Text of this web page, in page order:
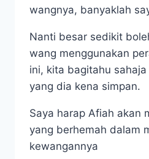
wangnya, banyaklah
Nanti besar sedikit
wang menggunakan
ini, kita bagitahu
yang dia kena simpan.
Saya harap Afiah akan
yang berhemah dalam
kewangannya